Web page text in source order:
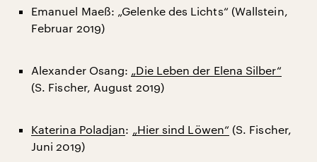
Emanuel Maeß: „Gelenke des Lichts“ (Wallstein,
Februar 2019)
Alexander Osang: „Die Leben der Elena Silber“
(S. Fischer, August 2019)
Katerina Poladjan: „Hier sind Löwen“ (S. Fischer,
Juni 2019)